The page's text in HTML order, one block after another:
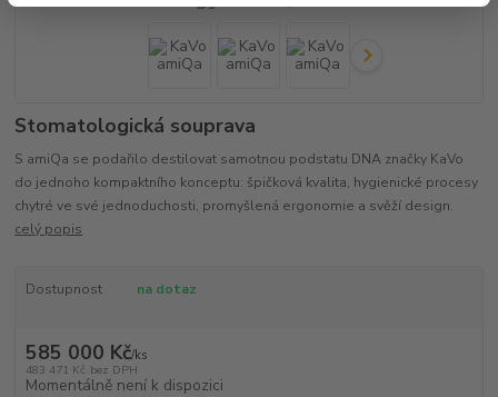
Stomatologická souprava
S amiQa se podařilo destilovat samotnou podstatu DNA značky KaVo
do jednoho kompaktního konceptu: špičková kvalita, hygienické procesy
chytré ve své jednoduchosti, promyšlená ergonomie a svěží design.
celý popis
Dostupnost na dotaz
585 000 Kč/ks
483 471 Kč bez DPH
Momentálně není k dispozici